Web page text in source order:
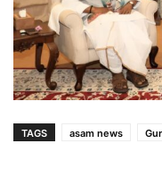
TAGS asam news